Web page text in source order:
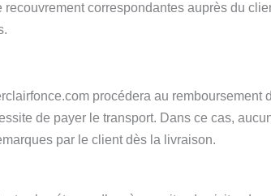
correspondantes auprès du
procédera au
de payer le transport. Dans ce cas,
par le client dès la livraison.